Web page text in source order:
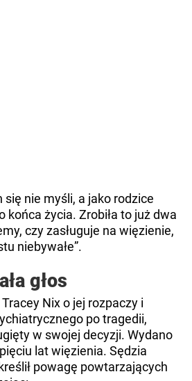
się nie myśli, a jako rodzice
końca życia. Zrobiła to już dwa
czy zasługuje na więzienie,
niebywałe”.
głos
Nix o jej rozpaczy i
po tragedii,
w swojej decyzji. Wydano
lat więzienia. Sędzia
powagę powtarzających